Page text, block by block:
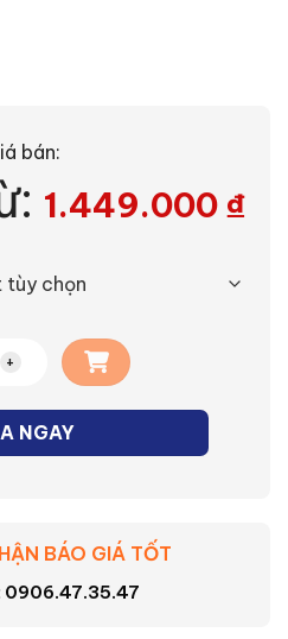
bán:
1.449.000 ₫
Nhà xưởng High Bay 50W số
NGAY
BÁO GIÁ TỐT
0906.47.35.47